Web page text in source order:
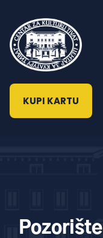
KUPI KARTU
Pozorište